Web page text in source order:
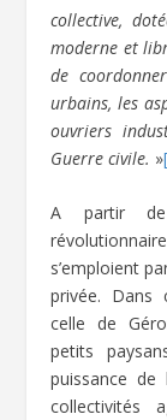
collective,
moderne et
de
urbains, les
ouvriers
Guerre civile. »
A partir
s’emploient
privée. Dans
celle de
petits
puissance
collectivités